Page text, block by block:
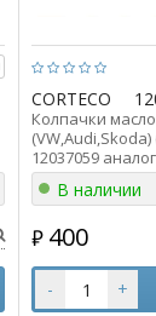
CORTECO
Колпачки
12037059 аналог
04E109675L(A)
В наличии
₽ 400
- +